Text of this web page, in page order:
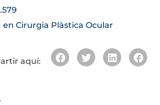
Cirurgia Plàstica Ocular
aquí: